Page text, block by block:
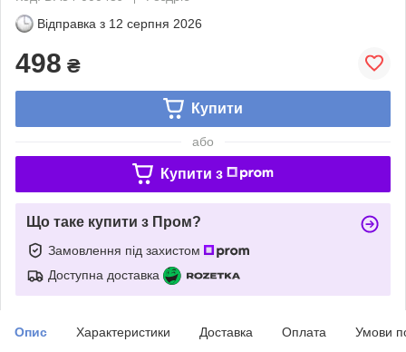
Відправка з 12 серпня 2026
498 ₴
Купити
або
Купити з
Що таке купити з Пром?
Замовлення під захистом
Доступна доставка
Опис Характеристики Доставка Оплата Умови